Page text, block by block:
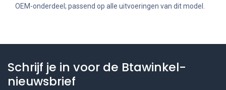
OEM-onderdeel; passend op alle uitvoeringen van dit model.
Schrijf je in voor de Btawinkel-
nieuwsbrief